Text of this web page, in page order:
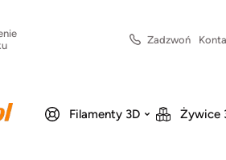
Zadzwoń
Filamenty 3D Żywice